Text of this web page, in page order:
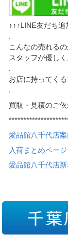
↑↑↑LINE友だち
.
こんなの売れる
スタッフが優しく
.
お店に持ってく
.
買取・見積のご
愛品館八千代店
入荷まとめペー
愛品館八千代店